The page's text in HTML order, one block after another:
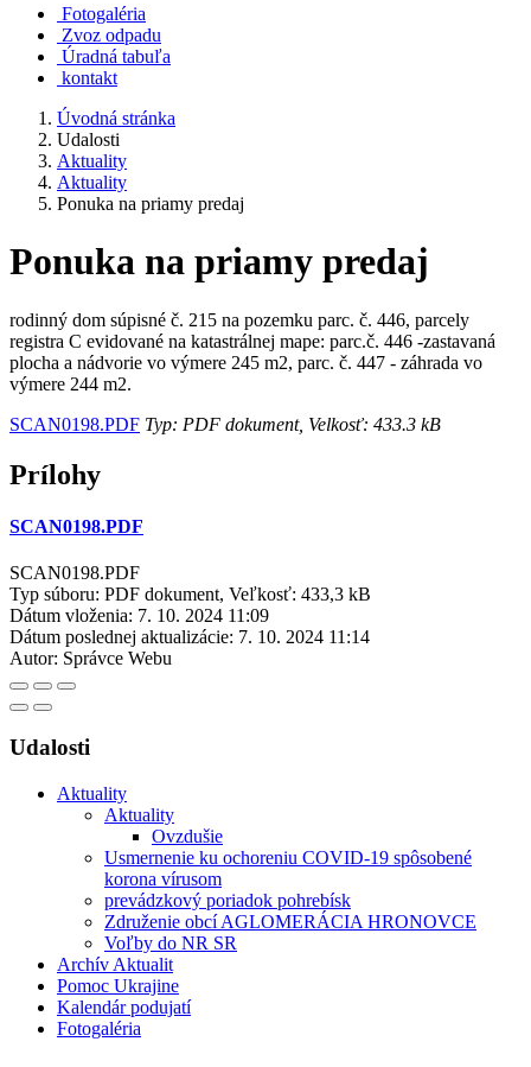
Fotogaléria
Zvoz odpadu
Úradná tabuľa
kontakt
Úvodná stránka
Udalosti
Aktuality
Aktuality
Ponuka na priamy predaj
Ponuka na priamy predaj
rodinný dom súpisné č. 215 na pozemku parc. č. 446, parcely
registra C evidované na katastrálnej mape: parc.č. 446 -zastavaná
plocha a nádvorie vo výmere 245 m2, parc. č. 447 - záhrada vo
výmere 244 m2.
SCAN0198.PDF Typ: PDF dokument, Velkosť: 433.3 kB
Prílohy
SCAN0198.PDF
SCAN0198.PDF
Typ súboru: PDF dokument, Veľkosť: 433,3 kB
Dátum vloženia: 7. 10. 2024 11:09
Dátum poslednej aktualizácie: 7. 10. 2024 11:14
Autor: Správce Webu
Udalosti
Aktuality
Aktuality
Ovzdušie
Usmernenie ku ochoreniu COVID-19 spôsobené
korona vírusom
prevádzkový poriadok pohrebísk
Združenie obcí AGLOMERÁCIA HRONOVCE
Voľby do NR SR
Archív Aktualit
Pomoc Ukrajine
Kalendár podujatí
Fotogaléria